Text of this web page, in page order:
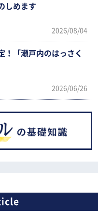
しめます
2026/08/04
！「瀬戸内のはっさく
2026/06/26